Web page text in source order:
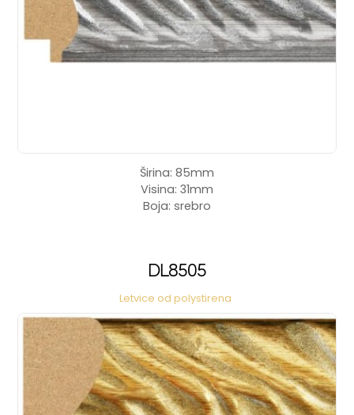
Širina: 85mm
Visina: 31mm
Boja: srebro
DL8505
Letvice od polystirena